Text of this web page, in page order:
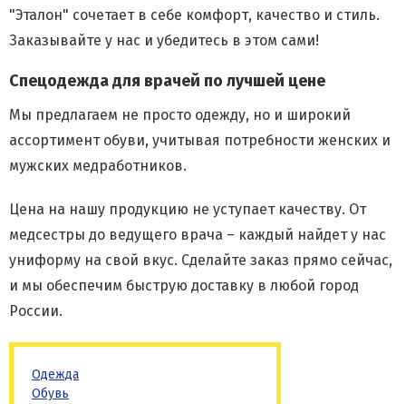
"Эталон" сочетает в себе комфорт, качество и стиль.
Заказывайте у нас и убедитесь в этом сами!
Спецодежда для врачей по лучшей цене
Мы предлагаем не просто одежду, но и широкий
ассортимент обуви, учитывая потребности женских и
мужских медработников.
Цена на нашу продукцию не уступает качеству. От
медсестры до ведущего врача – каждый найдет у нас
униформу на свой вкус. Сделайте заказ прямо сейчас,
и мы обеспечим быструю доставку в любой город
России.
Одежда
Обувь